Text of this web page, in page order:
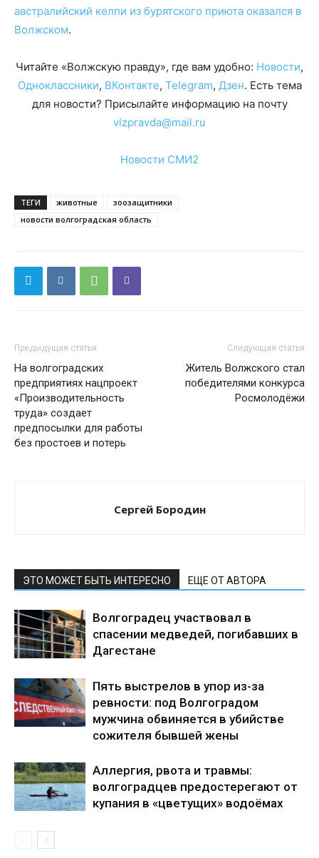
австралийский келпи из бурятского приюта оказался в
Волжском.
Читайте «Волжскую правду», где вам удобно: Новости,
Одноклассники, ВКонтакте, Telegram, Дзен. Есть тема
для новости? Присылайте информацию на почту
vlzpravda@mail.ru
Новости СМИ2
ТЕГИ животные
зоозащитники
новости волгоградская область
Предыдущая статья
На волгоградских
предприятиях нацпроект
«Производительность
труда» создает
предпосылки для работы
без простоев и потерь
Следующая статья
Житель Волжского стал
победителями конкурса
Росмолодёжи
Сергей Бородин
ЭТО МОЖЕТ БЫТЬ ИНТЕРЕСНО ЕЩЕ ОТ АВТОРА
Волгоградец участвовал в
спасении медведей, погибавших в
Дагестане
Пять выстрелов в упор из-за
ревности: под Волгоградом
мужчина обвиняется в убийстве
сожителя бывшей жены
Аллергия, рвота и травмы:
волгоградцев предостерегают от
купания в «цветущих» водоёмах